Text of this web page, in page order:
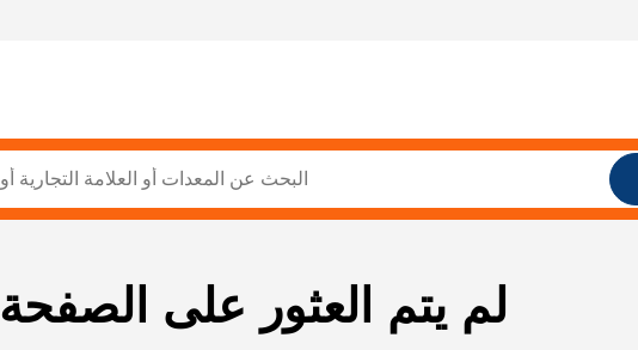
لم يتم العثور على الصفحة